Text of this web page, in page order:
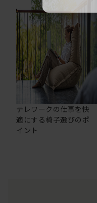
テレワークの仕事を快
適にする椅子選びのポ
イント